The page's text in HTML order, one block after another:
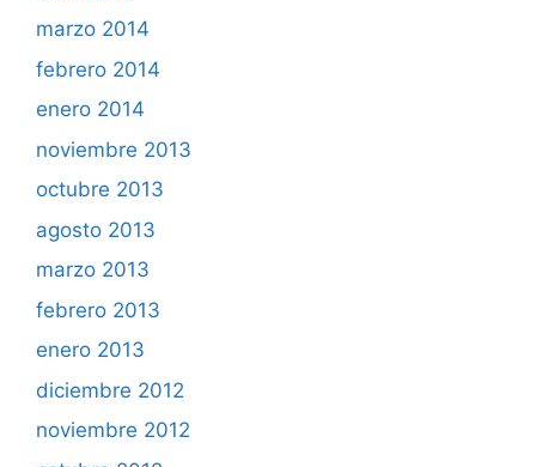
marzo 2014
febrero 2014
enero 2014
noviembre 2013
octubre 2013
agosto 2013
marzo 2013
febrero 2013
enero 2013
diciembre 2012
noviembre 2012